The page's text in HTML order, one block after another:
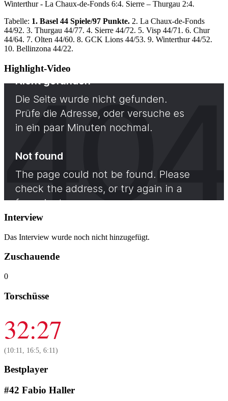
Winterthur - La Chaux-de-Fonds 6:4. Sierre – Thurgau 2:4.
Tabelle: 1. Basel 44 Spiele/97 Punkte. 2. La Chaux-de-Fonds
44/92. 3. Thurgau 44/77. 4. Sierre 44/72. 5. Visp 44/71. 6. Chur
44/64. 7. Olten 44/60. 8. GCK Lions 44/53. 9. Winterthur 44/52.
10. Bellinzona 44/22.
Highlight-Video
Interview
Das Interview wurde noch nicht hinzugefügt.
Zuschauende
0
Torschüsse
32:27
(10:11, 16:5, 6:11)
Bestplayer
#42 Fabio Haller